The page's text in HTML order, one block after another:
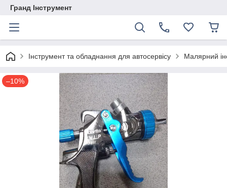
Гранд Інструмент
Інструмент та обладнання для автосервісу Малярний
–10%